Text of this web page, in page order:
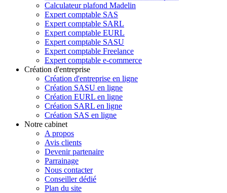
Calculateur plafond Madelin
Expert comptable SAS
Expert comptable SARL
Expert comptable EURL
Expert comptable SASU
Expert comptable Freelance
Expert comptable e-commerce
Création d'entreprise
Création d'entreprise en ligne
Création SASU en ligne
Création EURL en ligne
Création SARL en ligne
Création SAS en ligne
Notre cabinet
A propos
Avis clients
Devenir partenaire
Parrainage
Nous contacter
Conseiller dédié
Plan du site